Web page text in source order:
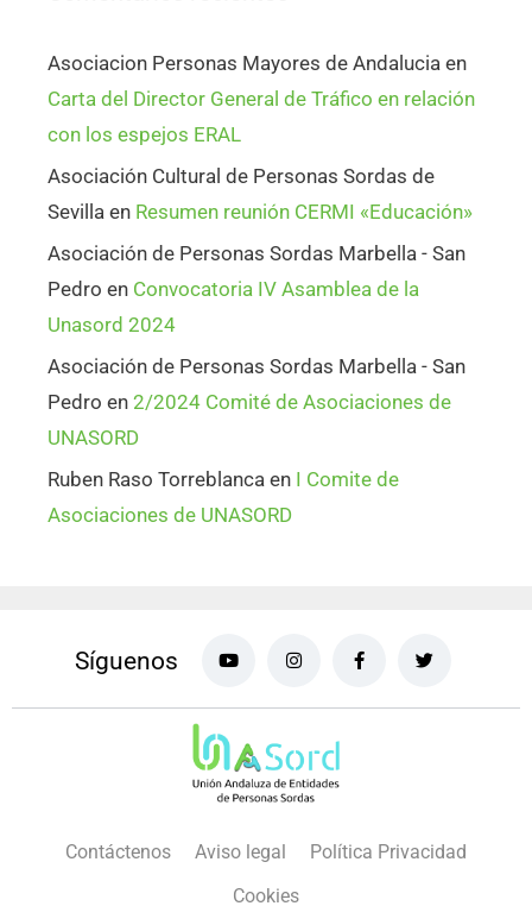
Asociacion Personas Mayores de Andalucia en
Carta del Director General de Tráfico en relación
con los espejos ERAL
Asociación Cultural de Personas Sordas de
Sevilla en Resumen reunión CERMI «Educación»
Asociación de Personas Sordas Marbella - San
Pedro en Convocatoria IV Asamblea de la
Unasord 2024
Asociación de Personas Sordas Marbella - San
Pedro en 2/2024 Comité de Asociaciones de
UNASORD
Ruben Raso Torreblanca en I Comite de
Asociaciones de UNASORD
Síguenos
Contáctenos Aviso legal
Política Privacidad
Cookies